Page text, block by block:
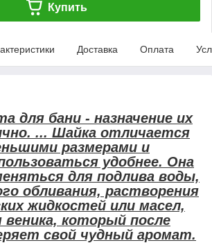
Купить
Доставка Оплата
для бани - назначение их
... Шайка отличается
размерами и
удобнее. Она
для подлива воды,
обливания, растворения
жидкостей или масел,
веника, который после
свой чудный аромат.